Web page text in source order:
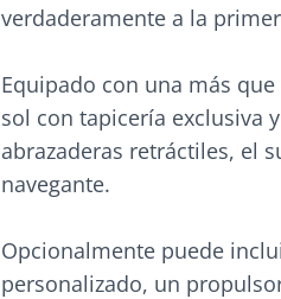
verdaderamente a la
Equipado con una más
sol con tapicería exclusiva
abrazaderas retráctiles, el
navegante.
Opcionalmente puede
personalizado, un